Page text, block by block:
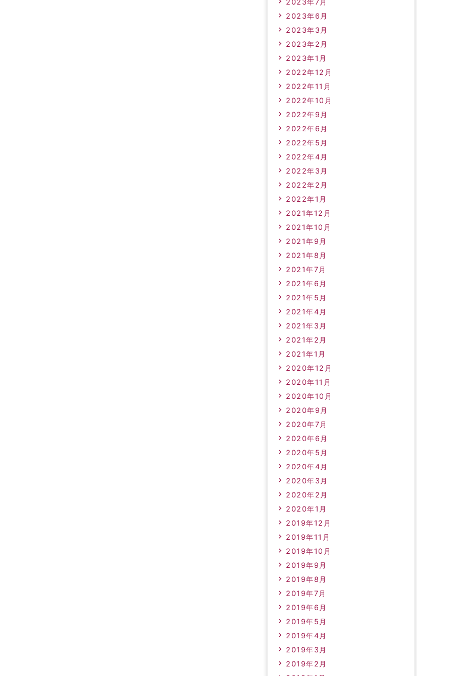
2023年7月
2023年6月
2023年3月
2023年2月
2023年1月
2022年12月
2022年11月
2022年10月
2022年9月
2022年6月
2022年5月
2022年4月
2022年3月
2022年2月
2022年1月
2021年12月
2021年10月
2021年9月
2021年8月
2021年7月
2021年6月
2021年5月
2021年4月
2021年3月
2021年2月
2021年1月
2020年12月
2020年11月
2020年10月
2020年9月
2020年7月
2020年6月
2020年5月
2020年4月
2020年3月
2020年2月
2020年1月
2019年12月
2019年11月
2019年10月
2019年9月
2019年8月
2019年7月
2019年6月
2019年5月
2019年4月
2019年3月
2019年2月